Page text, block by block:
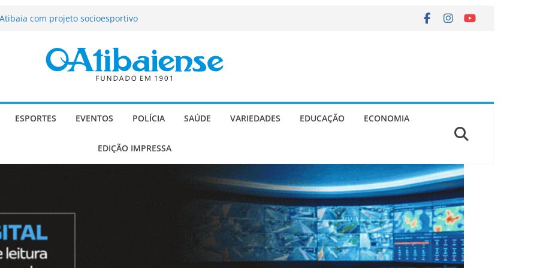
passa a contar com novo reforço
e Morango abre programação
infantis e valorização dos produtores
a deputado estadual é
ESPORTES EVENTOS POLÍCIA SAÚDE VARIEDADES EDUCAÇÃO ECONOMIA
EDIÇÃO IMPRESSA